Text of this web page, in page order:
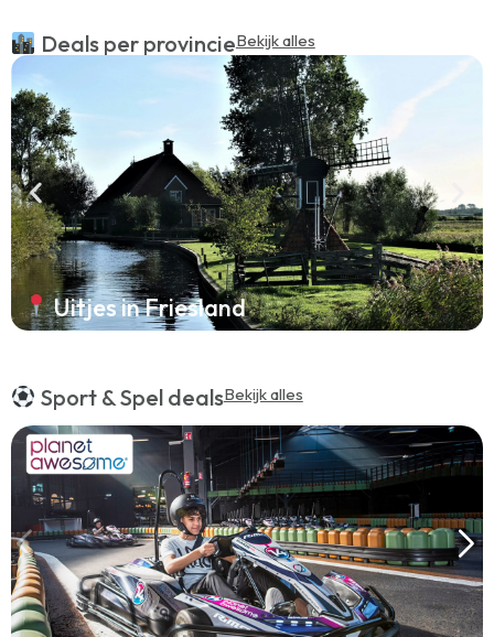
Deals per provincieBekijk alles
Uitjes in Friesland
Sport & Spel dealsBekijk alles